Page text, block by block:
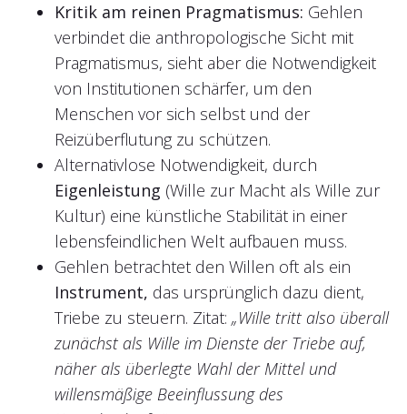
Kritik am reinen Pragmatismus: Gehlen
verbindet die anthropologische Sicht mit
Pragmatismus, sieht aber die Notwendigkeit
von Institutionen schärfer, um den
Menschen vor sich selbst und der
Reizüberflutung zu schützen.
Alternativlose Notwendigkeit, durch
Eigenleistung (Wille zur Macht als Wille zur
Kultur) eine künstliche Stabilität in einer
lebensfeindlichen Welt aufbauen muss.
Gehlen betrachtet den Willen oft als ein
Instrument, das ursprünglich dazu dient,
Triebe zu steuern. Zitat: „Wille tritt also überall
zunächst als Wille im Dienste der Triebe auf,
näher als überlegte Wahl der Mittel und
willensmäßige Beeinflussung des